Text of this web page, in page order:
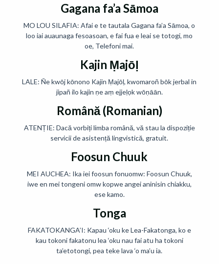
Gagana fa’a Sāmoa
MO LOU SILAFIA: Afai e te tautala Gagana fa’a Sāmoa, o
loo iai auaunaga fesoasoan, e fai fua e leai se totogi, mo
oe, Telefoni mai.
Kajin Ṃajōḷ
LALE: Ñe kwōj kōnono Kajin Ṃajōḷ, kwomaroñ bōk jerbal in
jipañ ilo kajin ṇe aṃ ejjeḷọk wōṇāān.
Română (Romanian)
ATENȚIE: Dacă vorbiți limba română, vă stau la dispoziție
servicii de asistență lingvistică, gratuit.
Foosun Chuuk
MEI AUCHEA: Ika iei foosun fonuomw: Foosun Chuuk,
iwe en mei tongeni omw kopwe angei aninisin chiakku,
ese kamo.
Tonga
FAKATOKANGA’I: Kapau ‘oku ke Lea-Fakatonga, ko e
kau tokoni fakatonu lea ‘oku nau fai atu ha tokoni
ta’etotongi, pea teke lava ‘o ma’u ia.